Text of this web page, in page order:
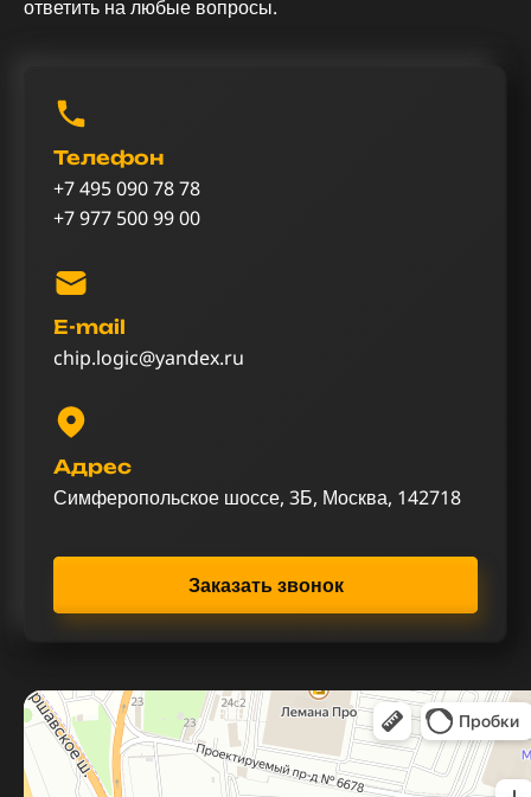
ответить на любые вопросы.
Телефон
+7 495 090 78 78
+7 977 500 99 00
E-mail
chip.logic@yandex.ru
Адрес
Симферопольское шоссе, 3Б, Москва, 142718
Заказать звонок